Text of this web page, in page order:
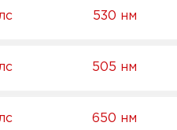
530 нм
505 нм
650 нм